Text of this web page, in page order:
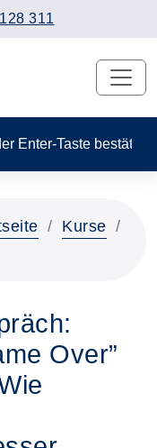
311
Enter-Taste
Kurse
Over”